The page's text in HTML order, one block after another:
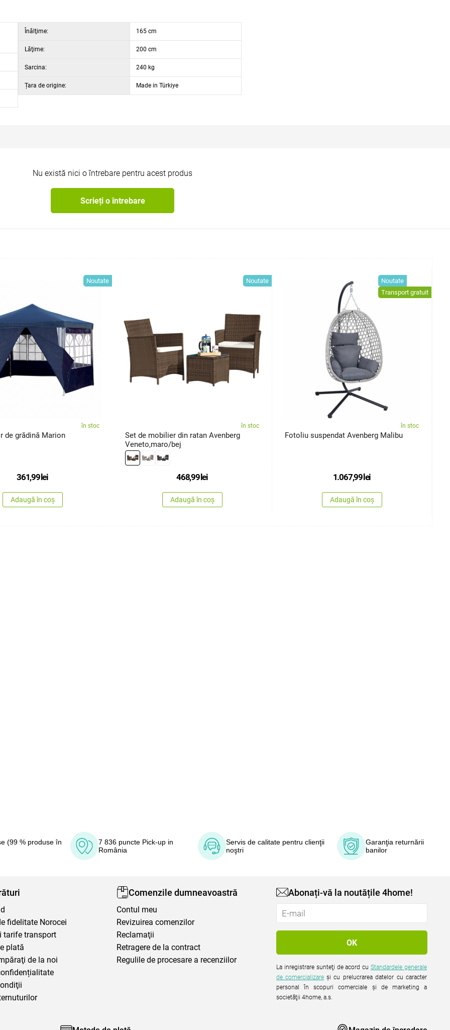
Înălţime: 165 cm
Lăţime: 200 cm
Sarcina: 240 kg
Țara de origine: Made in Türkiye
Nu există nici o întrebare pentru acest produs
Scrieți o întrebare
Noutate
în stoc
Cort/foișor de grădină Marion
361,99lei
Adaugă în coș
Noutate
în stoc
Set de mobilier din ratan Avenberg
Veneto,maro/bej
468,99lei
Adaugă în coș
Noutate
Transport gratuit
în stoc
Fotoliu suspendat Avenberg Malibu
1.067,99lei
Adaugă în coș
(99 % produse în
7 836 puncte Pick-up in
România
Servis de calitate pentru clienţii
noştri
Garanţia returnării
banilor
fidelitate Norocei
tarife transport
plată
de la noi
Comenzile dumneavoastră
Contul meu
Revizuirea comenzilor
Reclamaţii
Retragere de la contract
Regulile de procesare a recenziilor
Abonați-vă la noutățile 4home!
La inregistrare sunteţi de acord cuStandardele generale
de comercializare şi cu prelucrarea datelor cu caracter
personal în scopuri comerciale şi de marketing a
societăţii 4home, a.s.